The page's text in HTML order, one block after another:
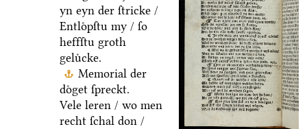
yn eyn der ſtricke /
Entloͤpſtu my / ſo
heffſtu groth
geluͤcke.
Memorial der
doͤget ſpreckt.
Vele leren / wo men
recht ſchal don /